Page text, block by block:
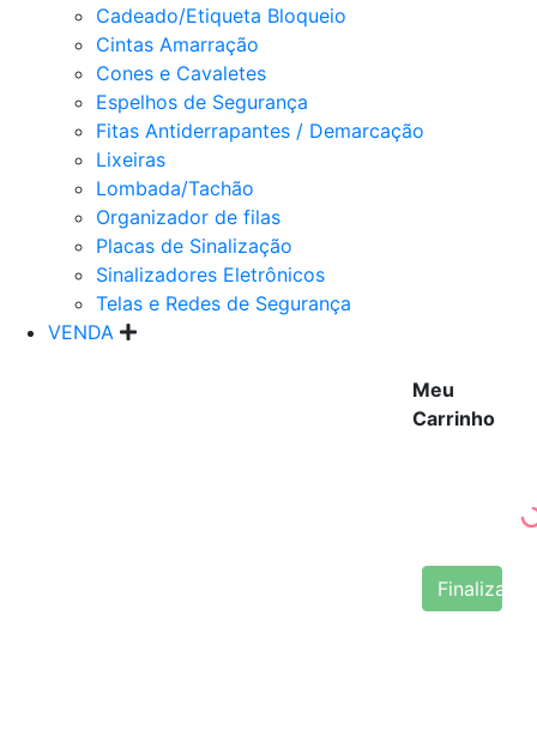
Cadeado/Etiqueta Bloqueio
Cintas Amarração
Cones e Cavaletes
Espelhos de Segurança
Fitas Antiderrapantes / Demarcação
Lixeiras
Lombada/Tachão
Organizador de filas
Placas de Sinalização
Sinalizadores Eletrônicos
Telas e Redes de Segurança
VENDA
Meu
Carrinho
Finalizar